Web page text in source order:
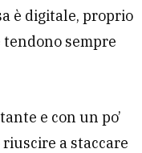
è digitale, proprio
sempre
e con un po’
a staccare